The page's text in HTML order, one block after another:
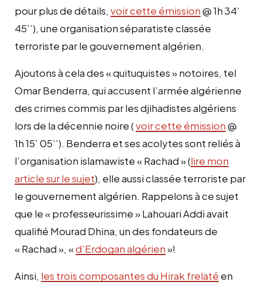
pour plus de détails, voir cette émission@ 1h 34’
45’’), une organisation séparatiste classée
terroriste par le gouvernement algérien.
Ajoutons à cela des « quituquistes » notoires, tel
Omar Benderra, qui accusent l’armée algérienne
des crimes commis par les djihadistes algériens
lors de la décennie noire (voir cette émission@
1h 15’ 05’’). Benderra et ses acolytes sont reliés à
l’organisation islamawiste « Rachad » (lire mon
article sur le sujet), elle aussi classée terroriste par
le gouvernement algérien. Rappelons à ce sujet
que le « professeurissime » Lahouari Addi avait
qualifié Mourad Dhina, un des fondateurs de
« Rachad », «d’Erdogan algérien»!
Ainsi, les trois composantes du Hirak frelaté en